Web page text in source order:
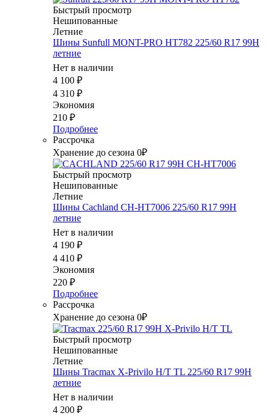
Быстрый просмотр
Нешипованные
Летние
Шины Sunfull MONT-PRO HT782 225/60 R17 99H
летние
Нет в наличии
4 100 ₽
4 310 ₽
Экономия
210 ₽
Подробнее
Рассрочка
Хранение до сезона 0₽
Быстрый просмотр
Нешипованные
Летние
Шины Cachland CH-HT7006 225/60 R17 99H
летние
Нет в наличии
4 190 ₽
4 410 ₽
Экономия
220 ₽
Подробнее
Рассрочка
Хранение до сезона 0₽
Быстрый просмотр
Нешипованные
Летние
Шины Tracmax X-Privilo H/T TL 225/60 R17 99H
летние
Нет в наличии
4 200 ₽